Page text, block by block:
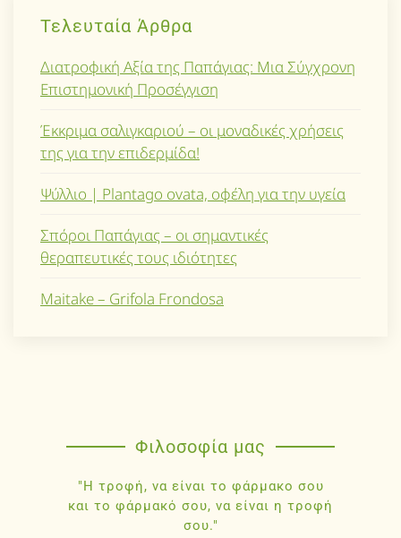
Τελευταία Άρθρα
Διατροφική Αξία της Παπάγιας: Μια Σύγχρονη
Επιστημονική Προσέγγιση
Έκκριμα σαλιγκαριού – οι μοναδικές χρήσεις
της για την επιδερμίδα!
Ψύλλιο | Plantago ovata, οφέλη για την υγεία
Σπόροι Παπάγιας – οι σημαντικές
θεραπευτικές τους ιδιότητες
Maitake – Grifola Frondosa
Φιλοσοφία μας
"Η τροφή, να είναι το φάρμακο σου
και το φάρμακό σου, να είναι η τροφή
σου."